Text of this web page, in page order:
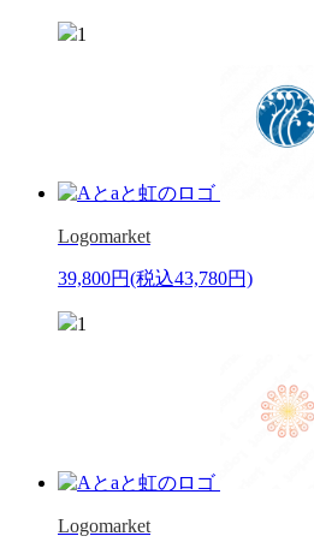
1
Logomarket
39,800円(税込43,780円)
1
Logomarket